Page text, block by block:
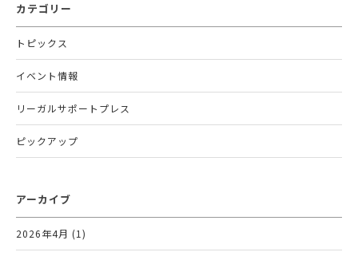
カテゴリー
トピックス
イベント情報
リーガルサポートプレス
ピックアップ
アーカイブ
2026年4月 (1)